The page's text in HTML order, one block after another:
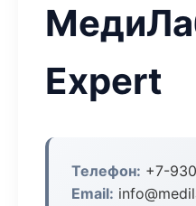
Expert
Телефон: +7-
Email: